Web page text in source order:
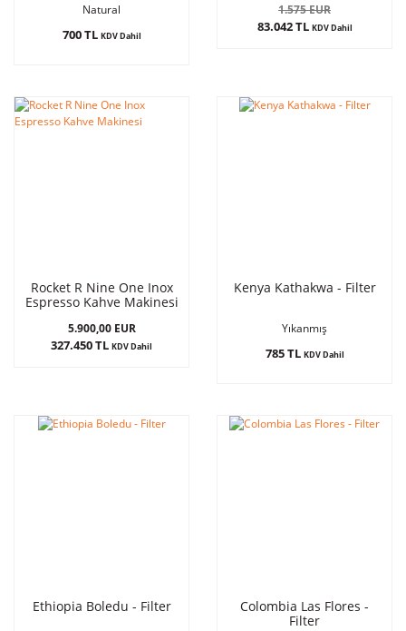
Natural
700 TL KDV Dahil
1.575 EUR
83.042 TL KDV Dahil
Rocket R Nine One Inox
Espresso Kahve Makinesi
5.900,00 EUR
327.450 TL KDV Dahil
Kenya Kathakwa - Filter
Yıkanmış
785 TL KDV Dahil
Ethiopia Boledu - Filter
Colombia Las Flores -
Filter